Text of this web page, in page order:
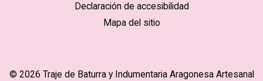
Declaración de accesibilidad
Mapa del sitio
© 2026 Traje de Baturra y Indumentaria Aragonesa Artesanal